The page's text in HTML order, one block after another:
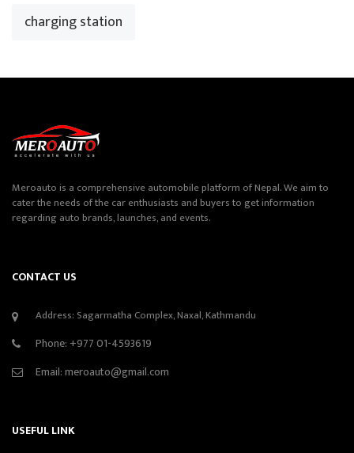
charging station
Meroauto is a comprehensive automobile platform of Nepal. We aim to
cater the needs of the car enthusiasts and buyers to get information
regarding auto brands, launches, and events.
CONTACT US
Address: Sagarmatha Complex, Naxal, Kathmandu
Phone: +977 01-4593619
Email:meroauto@gmail.com
USEFUL LINK